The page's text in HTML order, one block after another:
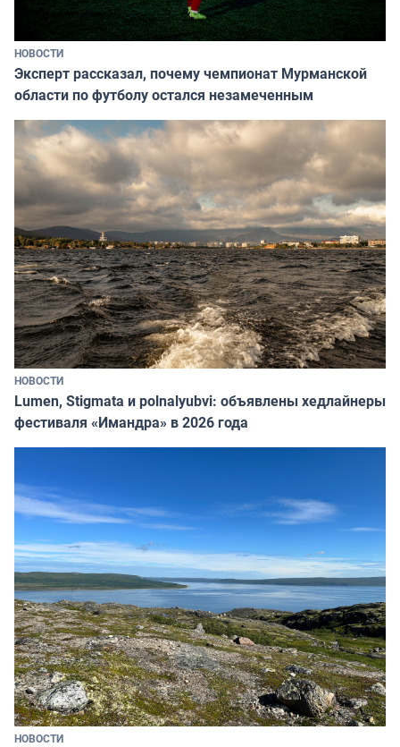
НОВОСТИ
Эксперт рассказал, почему чемпионат Мурманской
области по футболу остался незамеченным
НОВОСТИ
Lumen, Stigmata и polnalyubvi: объявлены хедлайнеры
фестиваля «Имандра» в 2026 года
НОВОСТИ